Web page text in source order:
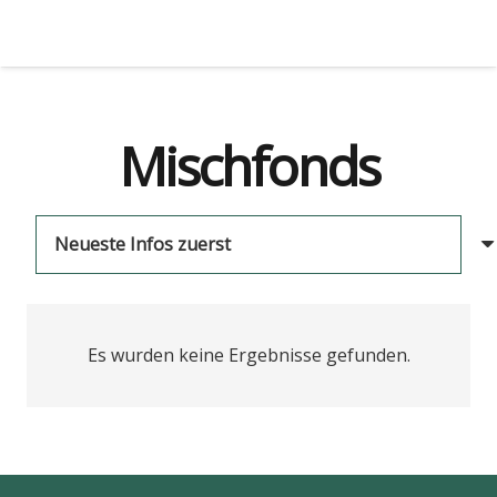
Mischfonds
Es wurden keine Ergebnisse gefunden.